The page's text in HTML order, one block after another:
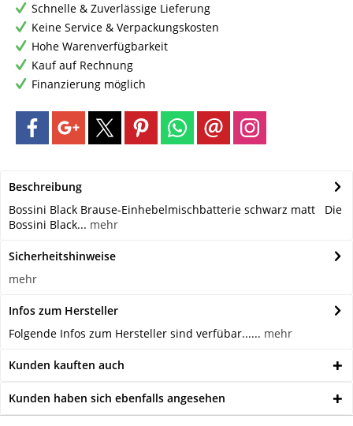
Schnelle & Zuverlässige Lieferung
Keine Service & Verpackungskosten
Hohe Warenverfügbarkeit
Kauf auf Rechnung
Finanzierung möglich
Beschreibung
Bossini Black Brause-Einhebelmischbatterie schwarz matt Die
Bossini Black... mehr
Sicherheitshinweise
mehr
Infos zum Hersteller
Folgende Infos zum Hersteller sind verfübar...... mehr
Kunden kauften auch
Kunden haben sich ebenfalls angesehen